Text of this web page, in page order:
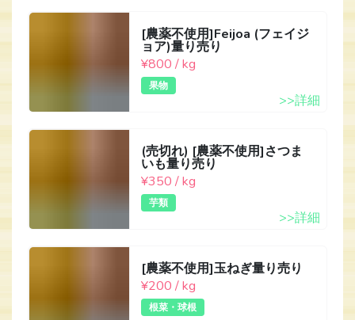
[農薬不使用]Feijoa (フェイジ
ョア)量り売り
¥800 / kg
果物
>>詳細
(売切れ) [農薬不使用]さつま
いも量り売り
¥350 / kg
芋類
>>詳細
[農薬不使用]玉ねぎ量り売り
¥200 / kg
根菜・球根